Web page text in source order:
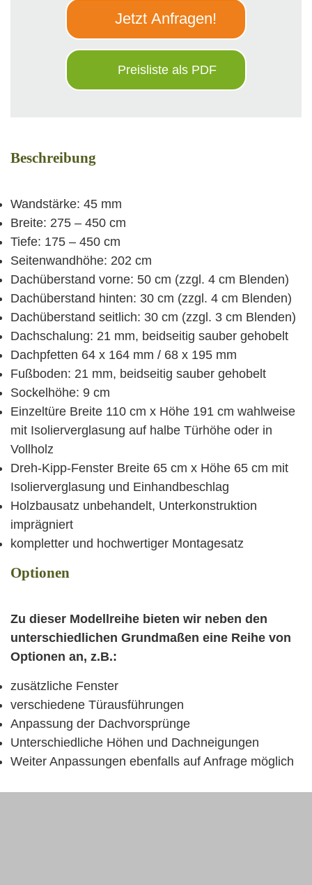
Jetzt Anfragen!
Preisliste als PDF
Beschreibung
Wandstärke: 45 mm
Breite: 275 – 450 cm
Tiefe: 175 – 450 cm
Seitenwandhöhe: 202 cm
Dachüberstand vorne: 50 cm (zzgl. 4 cm Blenden)
Dachüberstand hinten: 30 cm (zzgl. 4 cm Blenden)
Dachüberstand seitlich: 30 cm (zzgl. 3 cm Blenden)
Dachschalung: 21 mm, beidseitig sauber gehobelt
Dachpfetten 64 x 164 mm / 68 x 195 mm
Fußboden: 21 mm, beidseitig sauber gehobelt
Sockelhöhe: 9 cm
Einzeltüre Breite 110 cm x Höhe 191 cm wahlweise
mit Isolierverglasung auf halbe Türhöhe oder in
Vollholz
Dreh-Kipp-Fenster Breite 65 cm x Höhe 65 cm mit
Isolierverglasung und Einhandbeschlag
Holzbausatz unbehandelt, Unterkonstruktion
imprägniert
kompletter und hochwertiger Montagesatz
Optionen
Zu dieser Modellreihe bieten wir neben den
unterschiedlichen Grundmaßen eine Reihe von
Optionen an, z.B.:
zusätzliche Fenster
verschiedene Türausführungen
Anpassung der Dachvorsprünge
Unterschiedliche Höhen und Dachneigungen
Weiter Anpassungen ebenfalls auf Anfrage möglich